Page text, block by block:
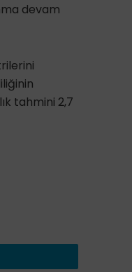
devam
tahmini 2,7